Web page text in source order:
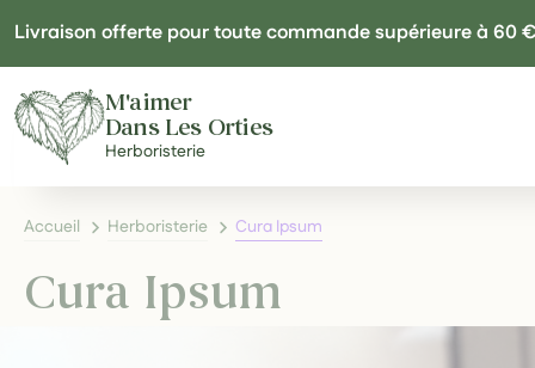
Livraison offerte pour toute commande supérieure à 60 €
M'aimer
Dans Les Orties
Herboristerie
Accueil Herboristerie Cura Ipsum
Cura Ipsum